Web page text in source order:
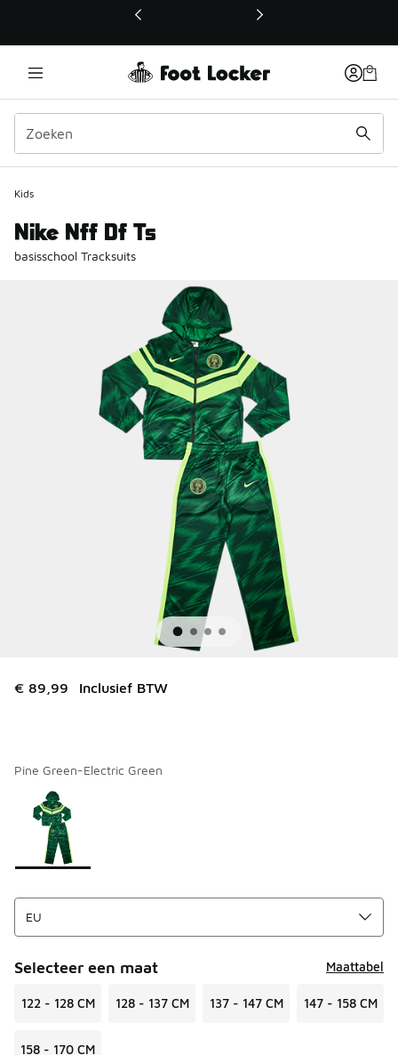
Deze link wordt geopend in een nieuw venster
Kids
Nike Nff Df Ts
basisschool Tracksuits
€ 89,99 Inclusief BTW
Pine Green-Electric Green
Pagina 1 van 1 met 1 tot 1 van 1 kleuren.
Kies een model
Selecteer een maat Maattabel
122 - 128 CM 128 - 137 CM 137 - 147 CM 147 - 158 CM
158 - 170 CM